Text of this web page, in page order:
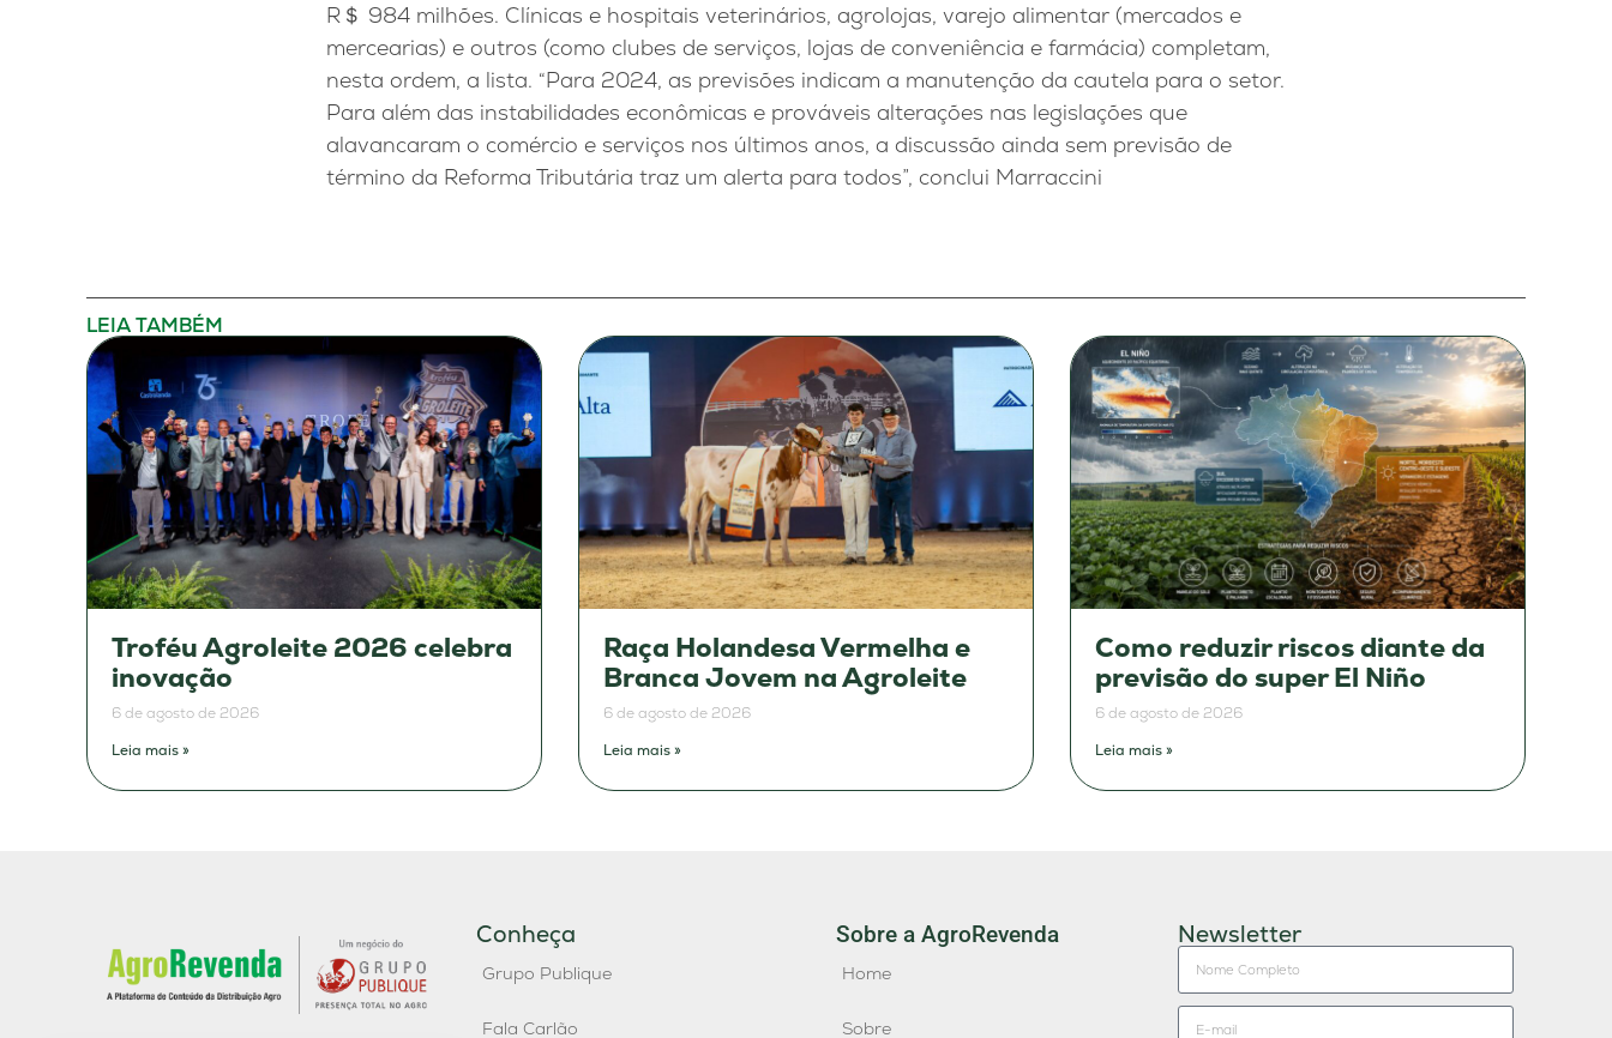
R＄ 984 milhões. Clínicas e hospitais veterinários, agrolojas, varejo alimentar (mercados e
mercearias) e outros (como clubes de serviços, lojas de conveniência e farmácia) completam,
nesta ordem, a lista. “Para 2024, as previsões indicam a manutenção da cautela para o setor.
Para além das instabilidades econômicas e prováveis alterações nas legislações que
alavancaram o comércio e serviços nos últimos anos, a discussão ainda sem previsão de
término da Reforma Tributária traz um alerta para todos”, conclui Marraccini
LEIA TAMBÉM
Troféu Agroleite 2026 celebra
inovação
6 de agosto de 2026
Leia mais »
Raça Holandesa Vermelha e
Branca Jovem na Agroleite
6 de agosto de 2026
Leia mais »
Como reduzir riscos diante da
previsão do super El Niño
6 de agosto de 2026
Leia mais »
Conheça
Grupo Publique
Fala Carlão
Sobre a AgroRevenda
Home
Sobre
Newsletter